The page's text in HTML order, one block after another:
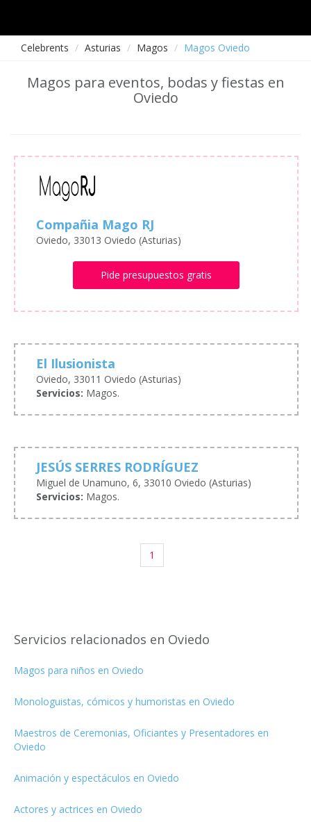
Celebrents Asturias Magos Magos Oviedo
Magos para eventos, bodas y fiestas en
Oviedo
Compañia Mago RJ
Oviedo, 33013 Oviedo (Asturias)
Pide presupuestos gratis
El Ilusionista
Oviedo, 33011 Oviedo (Asturias)
Servicios: Magos.
JESÚS SERRES RODRÍGUEZ
Miguel de Unamuno, 6, 33010 Oviedo (Asturias)
Servicios: Magos.
1
Servicios relacionados en Oviedo
Magos para niños en Oviedo
Monologuistas, cómicos y humoristas en Oviedo
Maestros de Ceremonias, Oficiantes y Presentadores en
Oviedo
Animación y espectáculos en Oviedo
Actores y actrices en Oviedo